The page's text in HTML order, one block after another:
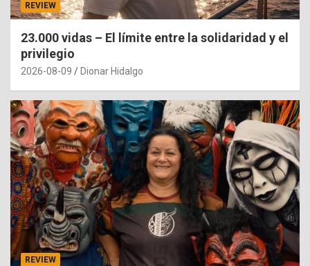
REVIEW
23.000 vidas – El límite entre la solidaridad y el
privilegio
2026-08-09 Dionar Hidalgo
REVIEW